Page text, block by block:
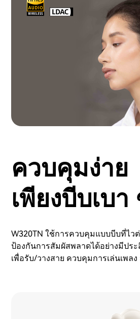
ควบคุมง่าย
เพียงบีบเบา
W320TN ใช้การควบคุมแบบบีบที่ไว
ป้องกันการสัมผัสพลาดได้อย่างมีปร
เพื่อรับ/วางสาย ควบคุมการเล่นเพล